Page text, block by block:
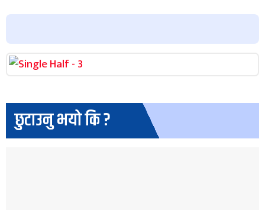
छुटाउनु भयो कि ?